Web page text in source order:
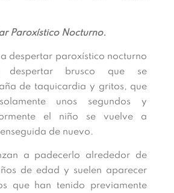
Paroxístico Nocturno.
despertar paroxístico nocturno
brusco que se
de taquicardia y gritos, que
unos segundos y
el niño se vuelve a
de nuevo.
a padecerlo alrededor de
de edad y suelen aparecer
que han tenido previamente